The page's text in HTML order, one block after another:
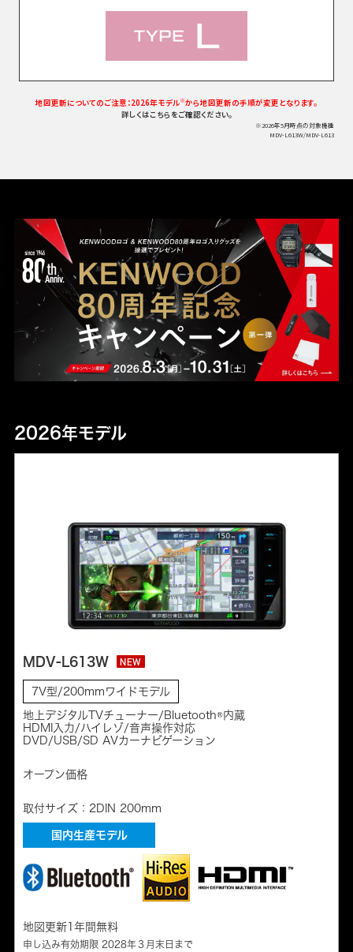
驚異の瞬間スクロール
上下左右思いのまま
フリック、ピンチ、ドラッグ、タッチ
彩速ナビの基本操作は、スマートフォンと同じように
指先で直感的に操作が可能。
地図更新についてのご注意：2026年モデル※から地図更新の手順が変更となります。
詳しくはこちら をご確認ください。
※2026年5月時点の対象機種
MDV-L613W/MDV-L613
2026年モデル
MDV-L613W NEW
7V型/200mmワイドモデル
地上デジタルTVチューナー/Bluetooth®内蔵
HDMI入力/ハイレゾ/音声操作対応
DVD/USB/SD AVカーナビゲーション
オープン価格
取付サイズ：2DIN 200mm
国内生産モデル
地図更新1年間無料
申し込み有効期限 2028年３月末日まで